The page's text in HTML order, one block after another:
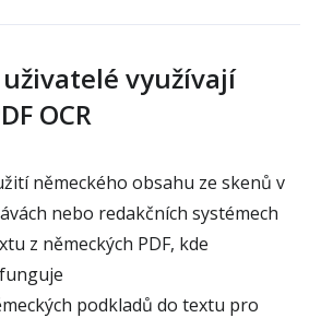
uživatelé využívají
OCR
německého obsahu ze skenů v
nebo redakčních systémech
z německých PDF, kde
podkladů do textu pro